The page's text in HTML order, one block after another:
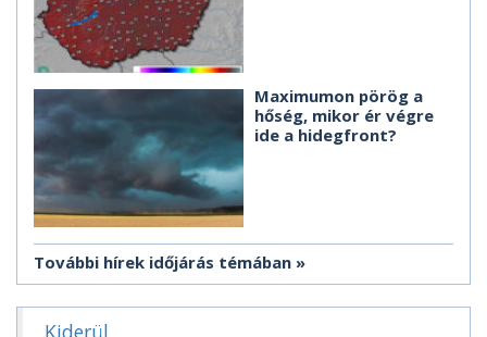
Maximumon pörög a
hőség, mikor ér végre
ide a hidegfront?
További hírek időjárás témában
Kiderül